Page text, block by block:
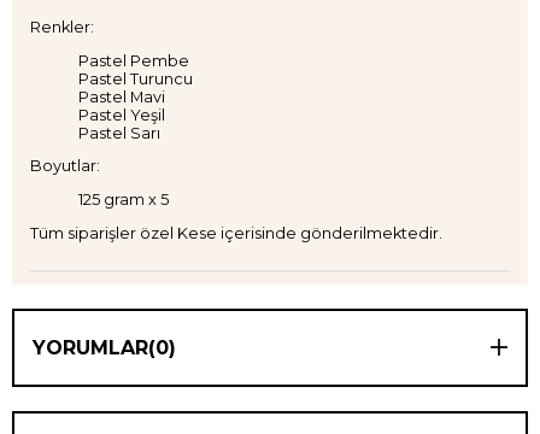
Renkler:
Pastel Pembe
Pastel Turuncu
Pastel Mavi
Pastel Yeşil
Pastel Sarı
Boyutlar:
125 gram x 5
Tüm siparişler özel Kese içerisinde gönderilmektedir.
YORUMLAR(0)